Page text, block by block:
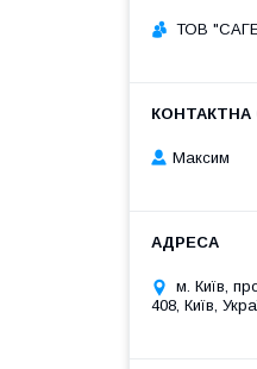
ТОВ
Максим
м. Київ,
408, Київ,